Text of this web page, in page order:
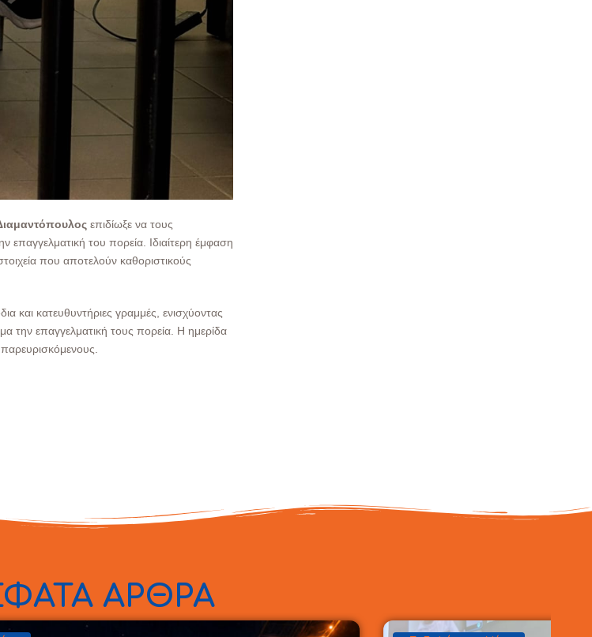
επιδίωξε να τους
επαγγελματική του πορεία. Ιδιαίτερη έμφαση
που αποτελούν καθοριστικούς
και κατευθυντήριες γραμμές, ενισχύοντας
την επαγγελματική τους πορεία. Η ημερίδα
παρευρισκόμενους.
ΑΡΘΡΑ